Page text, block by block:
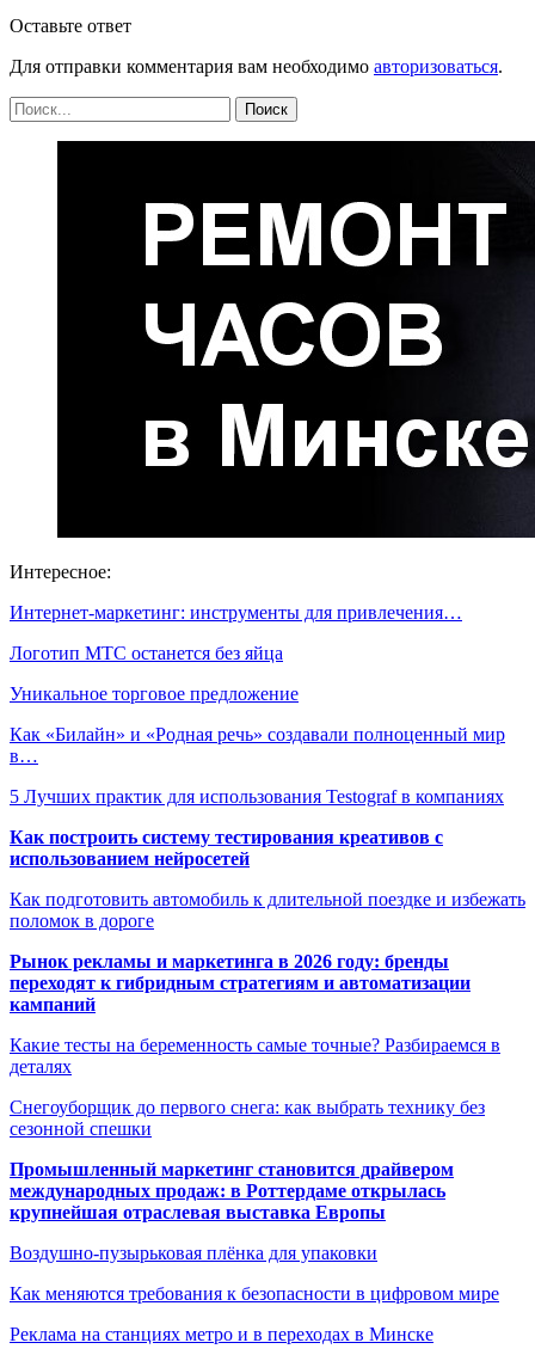
Оставьте ответ
Для отправки комментария вам необходимо авторизоваться.
Интересное:
Интернет-маркетинг: инструменты для привлечения…
Логотип МТС останется без яйца
Уникальное торговое предложение
Как «Билайн» и «Родная речь» создавали полноценный мир
в…
5 Лучших практик для использования Testograf в компаниях
Как построить систему тестирования креативов с
использованием нейросетей
Как подготовить автомобиль к длительной поездке и избежать
поломок в дороге
Рынок рекламы и маркетинга в 2026 году: бренды
переходят к гибридным стратегиям и автоматизации
кампаний
Какие тесты на беременность самые точные? Разбираемся в
деталях
Снегоуборщик до первого снега: как выбрать технику без
сезонной спешки
Промышленный маркетинг становится драйвером
международных продаж: в Роттердаме открылась
крупнейшая отраслевая выставка Европы
Воздушно-пузырьковая плёнка для упаковки
Как меняются требования к безопасности в цифровом мире
Реклама на станциях метро и в переходах в Минске